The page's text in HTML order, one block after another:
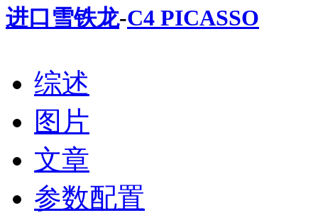
进口雪铁龙-C4 PICASSO
综述
图片
文章
参数配置